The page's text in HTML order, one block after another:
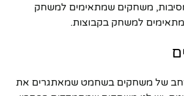
משחקים שמתאימים למשחק
למשחק בקבוצות.
רחב של משחקים בשחמט שמאתגרים את